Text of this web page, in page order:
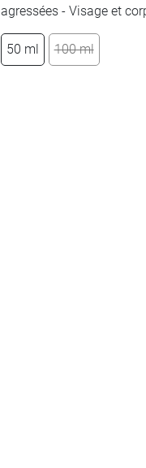
agressées - Visage et
50 ml 100 ml